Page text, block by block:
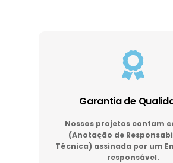
Garantia de
Nossos projetos contam
(Anotação de
Técnica) assinada por um
responsável.